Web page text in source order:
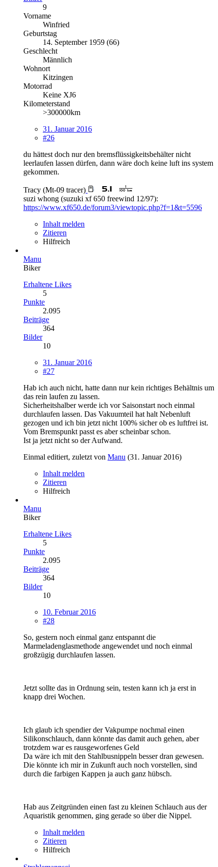
9
Vorname
Winfried
Geburtstag
14. September 1959 (66)
Geschlecht
Männlich
Wohnort
Kitzingen
Motorrad
Keine XJ6
Kilometerstand
>300000km
31. Januar 2016
#26
du hättest doch nur den bremsflüssigkeitsbehälter nicht
leerlaufen lassen dürfen, dann wäre doch keine luft ins system
gekommen.
Tracy (Mt-09 tracer)
suzi whong (suzuki xf 650 freewind 12/97):
https://www.xf650.de/forum3/viewtopic.php?f=1&t=5596
Inhalt melden
Zitieren
Hilfreich
Manu
Biker
Erhaltene Likes
5
Punkte
2.095
Beiträge
364
Bilder
10
31. Januar 2016
#27
Hab ich auch nicht, hatte dann nur kein richtiges Behältnis um
das rein laufen zu lassen.
Sicherheitshalber werde ich vor Saisonstart noch einmal
durchlaufen lassen. Das Vakuumteil hat halt Nebenluft
gezogen und ich bin jetzt nicht 100% sicher ob es luftfrei ist.
Vom Bremspunkt passt es aber scheinbar schon.
Ist ja jetzt nicht so der Aufwand.
Einmal editiert, zuletzt von Manu (31. Januar 2016)
Inhalt melden
Zitieren
Hilfreich
Manu
Biker
Erhaltene Likes
5
Punkte
2.095
Beiträge
364
Bilder
10
10. Februar 2016
#28
So, gestern noch einmal ganz entspannt die
Marmeladenglasmethode angewendet und noch einmal
großzügig durchlaufen lassen.
Jetzt sollte das in Ordnung sein, testen kann ich ja erst in
knapp drei Wochen.
Ich glaub ich spendier der Vakpumpe nochmal einen
Silikonschlauch, dann könnte das damit auch gehen, aber
trotzdem war es rausgeworfenes Geld
Da wäre ich mit den Stahlbusnippeln besser dran gewesen.
Die könnte ich mir in Zukunft auch noch vorstellen, sind
durch die farbigen Kappen ja auch ganz hübsch.
Hab aus Zeitgründen einen fast zu kleinen Schlauch aus der
Aquaristik genommen, ging gerade so über die Nippel.
Inhalt melden
Zitieren
Hilfreich